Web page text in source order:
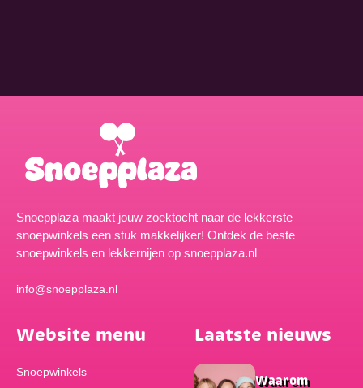
Snoepplaza maakt jouw zoektocht naar de lekkerste
snoepwinkels een stuk makkelijker! Ontdek de beste
snoepwinkels en lekkernijen op snoepplaza.nl
info@snoepplaza.nl
Website menu
Snoepwinkels
Laatste nieuws
Waarom